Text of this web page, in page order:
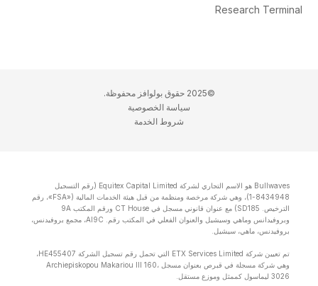
Research Terminal
©2025 حقوق بولوافز محفوظة.
سياسة الخصوصية
شروط الخدمة
Bullwaves هو الاسم التجاري لشركة Equitex Capital Limited (رقم التسجيل
8434948-1)، وهي شركة مرخصة ومنظمة من قبل هيئة الخدمات المالية («FSA»، رقم
الترخيص. SD185) مع عنوان قانوني مسجل في CT House ورقم المكتب 9A
وبروفيدانس وماهي وسيشيل والعنوان الفعلي في المكتب رقم. Al9C، مجمع بروفيدنس،
بروفيدنس، ماهي، سيشيل.
تم تعيين شركة ETX Services Limited التي تحمل رقم تسجيل الشركة HE455407،
وهي شركة مسجلة في قبرص بعنوان مسجل Archiepiskopou Makariou lll 160،
3026 ليماسول كممثل وموزع مستقل.